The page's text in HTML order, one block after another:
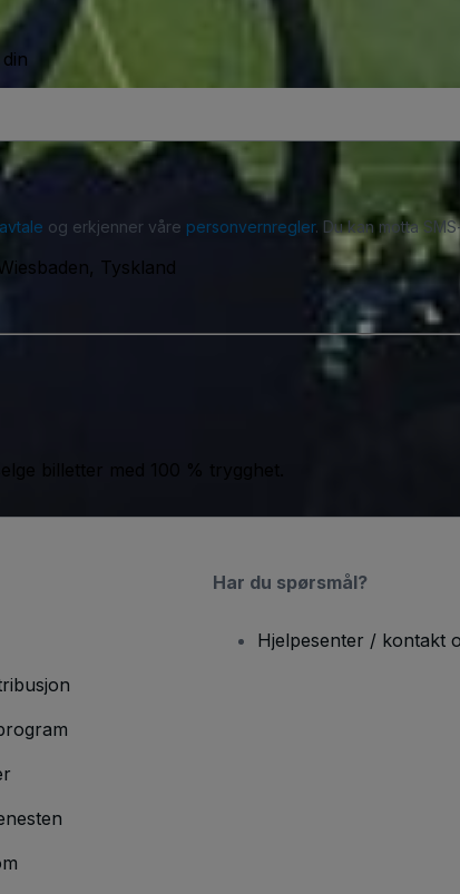
og erkjenner våre personvernregler. Du kan motta
Tyskland
billetter med 100 % trygghet.
Har du spørsmål?
Hjelpesenter / kontakt